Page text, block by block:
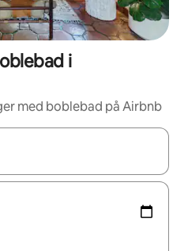
i
med boblebad på Airbnb
skal du navigere med